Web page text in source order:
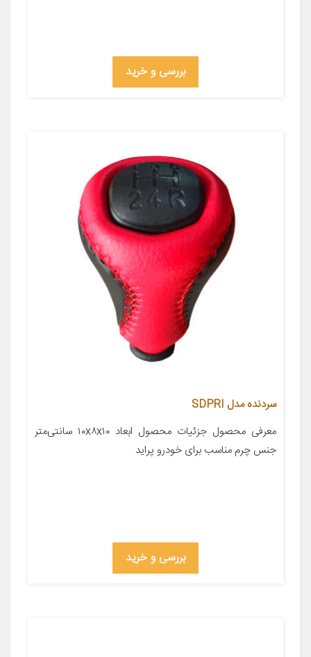
بررسی و خرید
سردنده مدل SDPRI
معرفی محصول جزئیات محصول ابعاد ۱۰x۸x۱۰ سانتی‌متر
جنس چرم مناسب برای خودرو پراید
بررسی و خرید